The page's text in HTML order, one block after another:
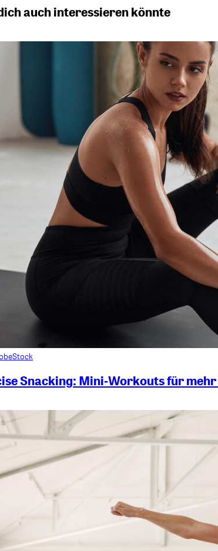
auch interessieren könnte
Snacking: Mini‑Workouts für